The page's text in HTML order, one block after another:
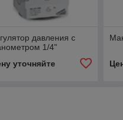
давления с
1/4"
уточняйте